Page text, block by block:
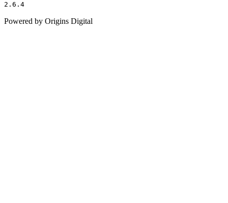
2.6.4
Powered by Origins Digital